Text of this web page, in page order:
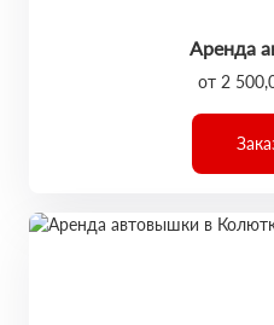
Аренда
от 2